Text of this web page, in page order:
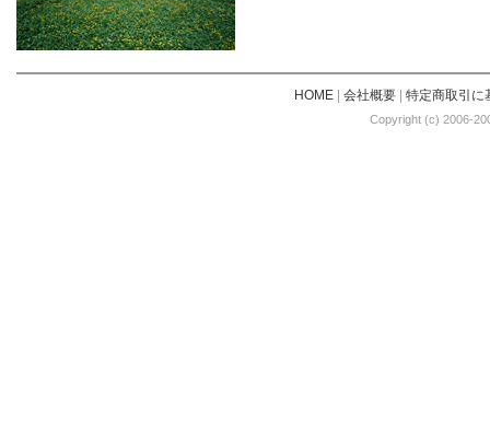
HOME| 会社概要| 特定商取引に
Copyright (c) 2006-